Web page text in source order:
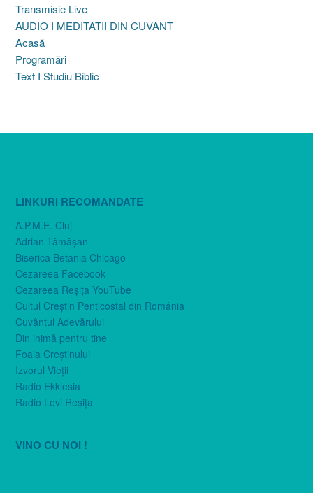
Transmisie Live
AUDIO I MEDITATII DIN CUVANT
Acasă
Programări
Text I Studiu Biblic
LINKURI RECOMANDATE
A.P.M.E. Cluj
Adrian Tămăşan
Biserica Betania Chicago
Cezareea Facebook
Cezareea Reşiţa YouTube
Cultul Creştin Penticostal din România
Cuvântul Adevărului
Din inimă pentru tine
Foaia Creştinului
Izvorul Vieţii
Radio Ekklesia
Radio Levi Reşiţa
VINO CU NOI !